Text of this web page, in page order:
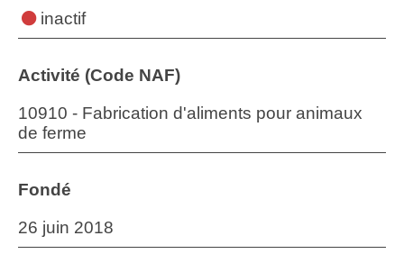
inactif
Activité (Code NAF)
10910 - Fabrication d'aliments pour animaux
de ferme
Fondé
26 juin 2018